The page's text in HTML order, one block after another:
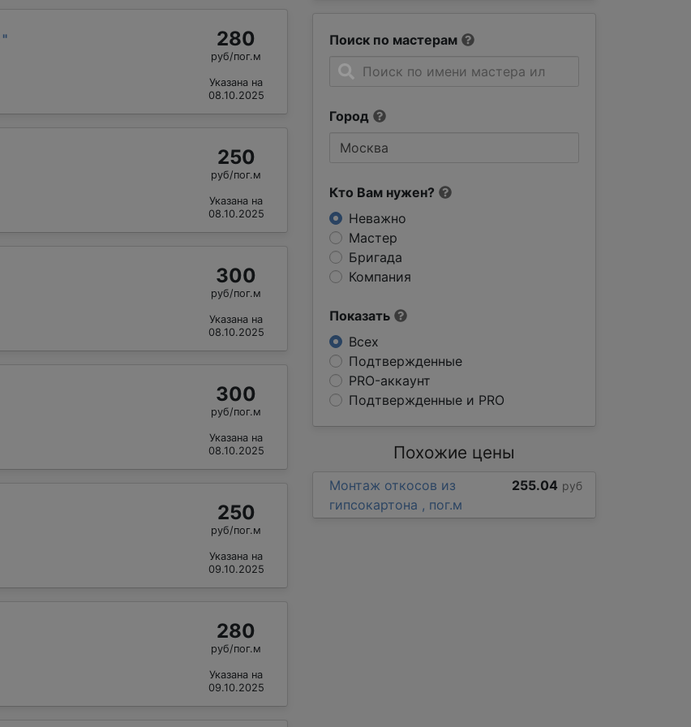
Поиск по мастерам
Город
Кто Вам нужен?
Неважно
Мастер
Бригада
Компания
Показать
Всех
Подтвержденные
PRO-аккаунт
Подтвержденные и PRO
" 280
руб/пог.м
Указана на
08.10.2025
250
руб/пог.м
Указана на
08.10.2025
300
руб/пог.м
Указана на
08.10.2025
300
руб/пог.м
Указана на
08.10.2025
250
руб/пог.м
Указана на
09.10.2025
280
руб/пог.м
Указана на
09.10.2025
Похожие цены
Монтаж откосов из
гипсокартона , пог.м
255.04 руб